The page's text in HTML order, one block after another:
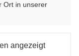
Ort in unserer
angezeigt